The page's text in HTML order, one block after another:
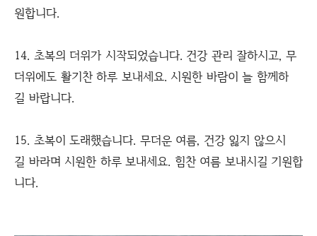
원합니다.
14. 초복의 더위가 시작되었습니다. 건강 관리 잘하시고, 무
더위에도 활기찬 하루 보내세요. 시원한 바람이 늘 함께하
길 바랍니다.
15. 초복이 도래했습니다. 무더운 여름, 건강 잃지 않으시
길 바라며 시원한 하루 보내세요. 힘찬 여름 보내시길 기원합
니다.